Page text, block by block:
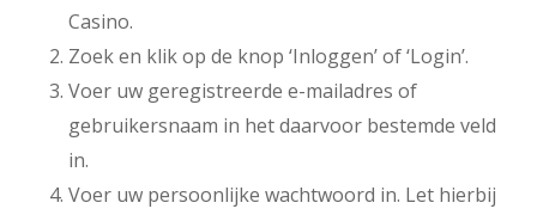
Casino.
Zoek en klik op de knop ‘Inloggen’ of ‘Login’.
Voer uw geregistreerde e-mailadres of
gebruikersnaam in het daarvoor bestemde veld
in.
Voer uw persoonlijke wachtwoord in. Let hierbij